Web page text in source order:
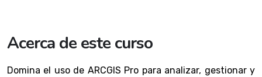
Acerca de este curso
Domina el uso de ARCGIS Pro para analizar, gestionar y